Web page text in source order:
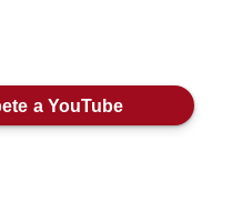
a YouTube